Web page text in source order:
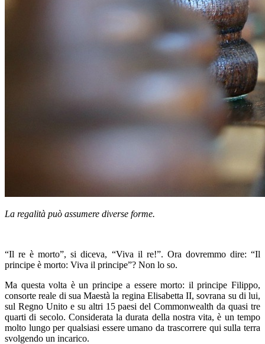
La regalità può assumere diverse forme.
“Il re è morto”, si diceva, “Viva il re!”. Ora dovremmo dire: “Il
principe è morto: Viva il principe”? Non lo so.
Ma questa volta è un principe a essere morto: il principe Filippo,
consorte reale di sua Maestà la regina Elisabetta II, sovrana su di lui,
sul Regno Unito e su altri 15 paesi del Commonwealth da quasi tre
quarti di secolo. Considerata la durata della nostra vita, è un tempo
molto lungo per qualsiasi essere umano da trascorrere qui sulla terra
svolgendo un incarico.